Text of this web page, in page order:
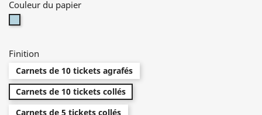
Couleur du papier
Finition
Carnets de 10 tickets agrafés
Carnets de 10 tickets collés
Carnets de 5 tickets collés